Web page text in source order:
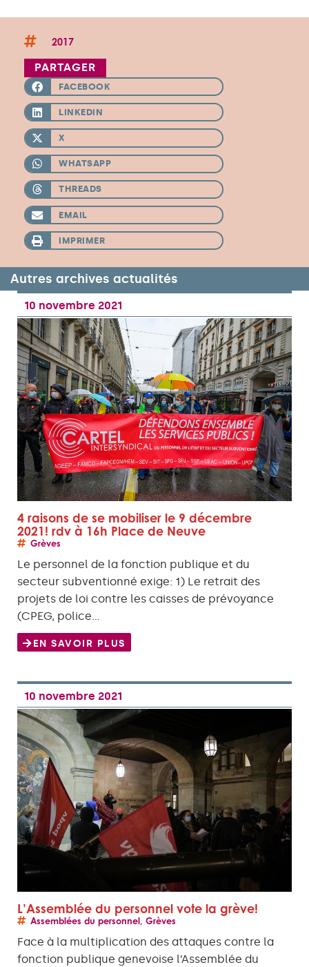
2017
PARTAGER
FACEBOOK
LINKEDIN
X
WHATSAPP
THREADS
EMAIL
IMPRIMER
Autres archives actualités
10 novembre 2021
4 raisons de se mobiliser le 9 décembre
2021! rdv à 16h Place de Neuve
Grèves
Le personnel de la fonction publique et du
secteur subventionné exige: 1) Le retrait des
projets de loi contre les caisses de prévoyance
(CPEG, police…
EN SAVOIR PLUS
10 novembre 2021
L’Assemblée du personnel vote la grève!
Assemblées du personnel, Grèves
Face à la multiplication des attaques contre la
fonction publique genevoise l’Assemblée du